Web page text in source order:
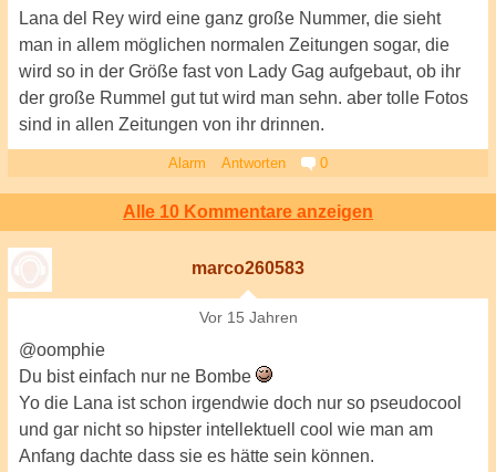
Lana del Rey wird eine ganz große Nummer, die sieht
man in allem möglichen normalen Zeitungen sogar, die
wird so in der Größe fast von Lady Gag aufgebaut, ob ihr
der große Rummel gut tut wird man sehn. aber tolle Fotos
sind in allen Zeitungen von ihr drinnen.
Alarm Antworten 0
Alle 10 Kommentare anzeigen
marco260583
Vor 15 Jahren
@oomphie
Du bist einfach nur ne Bombe
Yo die Lana ist schon irgendwie doch nur so pseudocool
und gar nicht so hipster intellektuell cool wie man am
Anfang dachte dass sie es hätte sein können.